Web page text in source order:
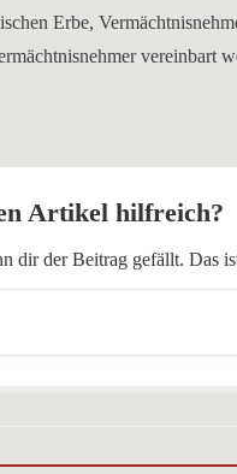
Erbe,
vereinbart
Artikel hilfreich?
dir der Beitrag gefällt. Das